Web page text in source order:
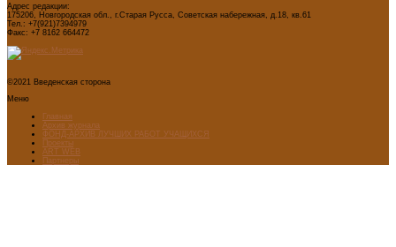
Адрес редакции:
175206, Новгородская обл., г.Старая Русса, Советская набережная, д.18, кв.61
Тел.: +7(921)7394979
Факс: +7 8162 664472
©2021 Введенская сторона
Меню
Главная
Архив журнала
ФОНД-АРХИВ ЛУЧШИХ РАБОТ УЧАЩИХСЯ
Проекты
ART WEB
Партнеры